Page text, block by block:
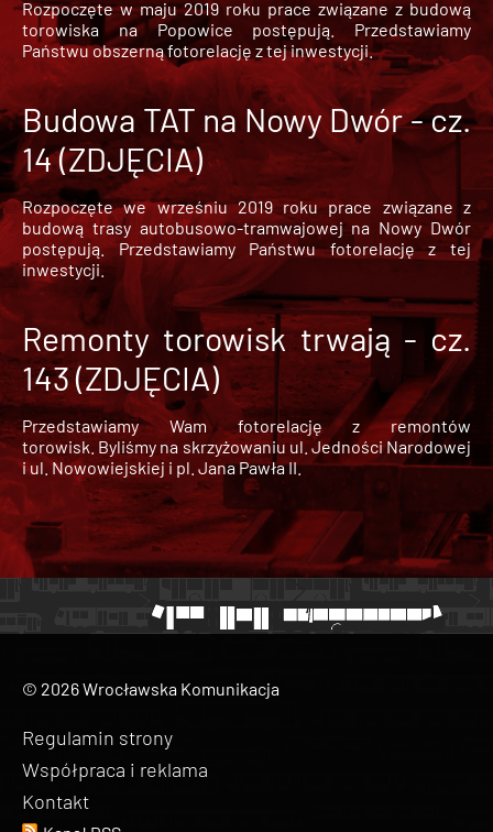
Rozpoczęte w maju 2019 roku prace związane z budową
torowiska na Popowice
postępują. Przedstawiamy
Państwu obszerną fotorelację z tej inwestycji.
Budowa TAT na Nowy Dwór - cz.
14 (ZDJĘCIA)
Rozpoczęte we wrześniu 2019 roku prace związane z
budową trasy autobusowo-tramwajowej na Nowy Dwór
postępują. Przedstawiamy Państwu fotorelację z tej
inwestycji.
Remonty torowisk trwają - cz.
143 (ZDJĘCIA)
Przedstawiamy Wam fotorelację z remontów
torowisk. Byliśmy na skrzyżowaniu ul. Jedności Narodowej
i ul. Nowowiejskiej i pl. Jana Pawła II.
© 2026 Wrocławska Komunikacja
Regulamin strony
Współpraca i reklama
Kontakt